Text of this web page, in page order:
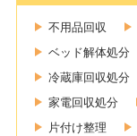
不用品回収
ベッド解体処分
冷蔵庫回収処分
家電回収処分
片付け整理